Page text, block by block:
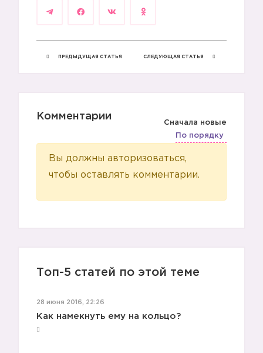
ПРЕДЫДУЩАЯ СТАТЬЯ СЛЕДУЮЩАЯ СТАТЬЯ
Комментарии
Сначала новые
По порядку
Вы должны авторизоваться,
чтобы оставлять комментарии.
Топ-5 статей по этой теме
28 июня 2016, 22:26
Как намекнуть ему на кольцо?